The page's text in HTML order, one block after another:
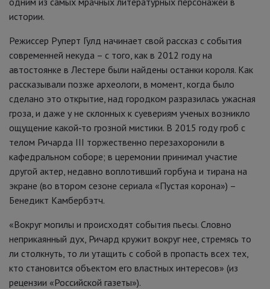
истории.
Режиссер Руперт Гулд начинает свой рассказ с события
современней некуда – с того, как в 2012 году на
автостоянке в Лестере были найдены останки короля. Как
рассказывали позже археологи, в момент, когда было
сделано это открытие, над городком разразилась ужасная
гроза, и даже у не склонных к суевериям ученых возникло
ощущение какой‑то грозной мистики. В 2015 году гроб с
телом Ричарда III торжественно перезахоронили в
кафедральном соборе; в церемонии принимал участие
другой актер, недавно воплотивший горбуна и тирана на
экране (во втором сезоне сериала «Пустая корона») –
Бенедикт Камбербэтч.
«Вокруг могилы и происходят события пьесы. Словно
неприкаянный дух, Ричард кружит вокруг нее, стремясь то
ли столкнуть, то ли утащить с собой в пропасть всех тех,
кто становится объектом его властных интересов» (из
рецензии «Российской газеты»).